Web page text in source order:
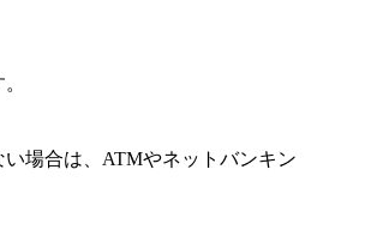
場合は、ATMやネットバンキン